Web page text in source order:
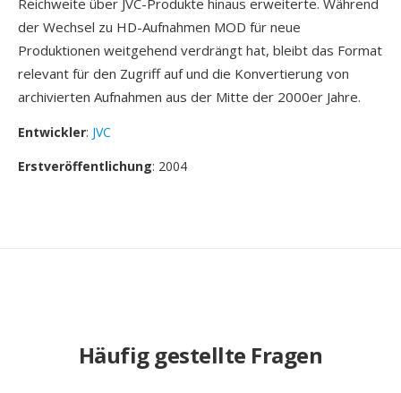
Reichweite über JVC-Produkte hinaus erweiterte. Während
der Wechsel zu HD-Aufnahmen MOD für neue
Produktionen weitgehend verdrängt hat, bleibt das Format
relevant für den Zugriff auf und die Konvertierung von
archivierten Aufnahmen aus der Mitte der 2000er Jahre.
Entwickler: JVC
Erstveröffentlichung: 2004
Häufig gestellte Fragen